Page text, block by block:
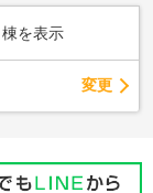
棟を表示
変更